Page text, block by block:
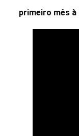
primeiro mês